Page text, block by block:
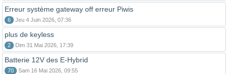
Erreur système gateway off erreur Piwis
6 Jeu 4 Juin 2026, 07:36
plus de keyless
2 Dim 31 Mai 2026, 17:39
Batterie 12V des E-Hybrid
70 Sam 16 Mai 2026, 09:55